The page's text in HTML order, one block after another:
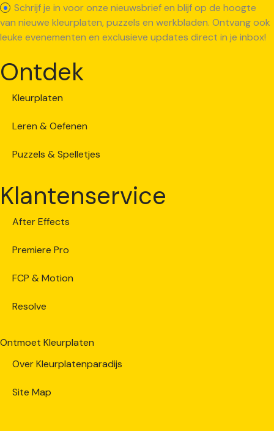
Schrijf je in voor onze nieuwsbrief en blijf op de hoogte
van nieuwe kleurplaten, puzzels en werkbladen. Ontvang ook
leuke evenementen en exclusieve updates direct in je inbox!
Ontdek
Kleurplaten
Leren & Oefenen
Puzzels & Spelletjes
Klantenservice
After Effects
Premiere Pro
FCP & Motion
Resolve
Ontmoet Kleurplaten
Over Kleurplatenparadijs
Site Map